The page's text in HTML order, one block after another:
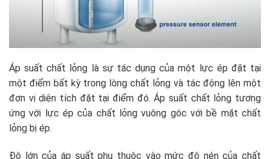
Áp suất chất lỏng là sự tác dụng của một lực ép đặt tại
một điểm bất kỳ trong lòng chất lỏng và tác động lên một
đơn vị diện tích đặt tại điểm đó. Áp suất chất lỏng tương
ứng với lực ép của chất lỏng vuông góc với bề mặt chất
lỏng bị ép.
Độ lớn của áp suất phụ thuộc vào mức độ nén của chất